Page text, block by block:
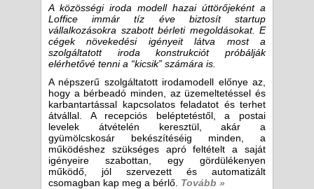
A közösségi iroda modell hazai úttörőjeként a
Loffice immár tíz éve biztosít startup
vállalkozásokra szabott bérleti megoldásokat. E
cégek növekedési igényeit látva most a
szolgáltatott iroda konstrukciót próbálják
elérhetővé tenni a “kicsik” számára is.
A népszerű szolgáltatott irodamodell előnye az,
hogy a bérbeadó minden, az üzemeltetéssel és
karbantartással kapcsolatos feladatot és terhet
átvállal. A recepciós beléptetéstől, a postai
levelek átvételén keresztül, akár a
gyümölcskosár bekészítéséig minden, a
működéshez szükséges apró feltételt a saját
igényeire szabottan, egy gördülékenyen
működő, jól szervezett és automatizált
csomagban kap meg a bérlő. Tovább »